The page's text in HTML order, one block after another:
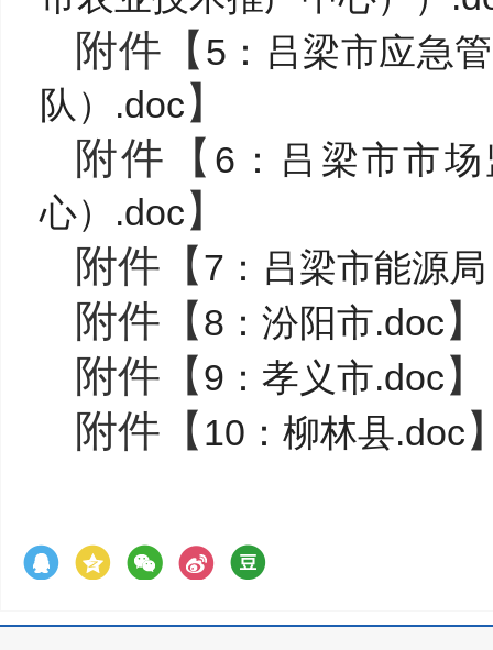
附件【 5：吕梁市应急
队）.doc 】
附件【 6：吕梁市市
心）.doc 】
附件【 7：吕梁市能源
附件【 8：汾阳市.doc 】
附件【 9：孝义市.doc 】
附件【 10：柳林县.doc